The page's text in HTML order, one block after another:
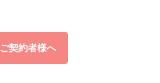
ご契約者様へ